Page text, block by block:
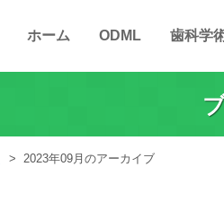
ホーム ODML 歯科学
> 2023年09月のアーカイブ